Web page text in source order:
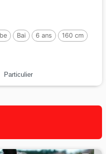
Bai 6 ans
160 cm
Particulier